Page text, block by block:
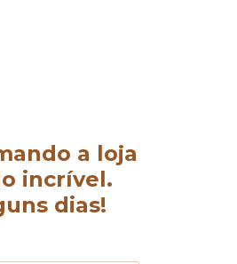
a loja
incrível.
dias!